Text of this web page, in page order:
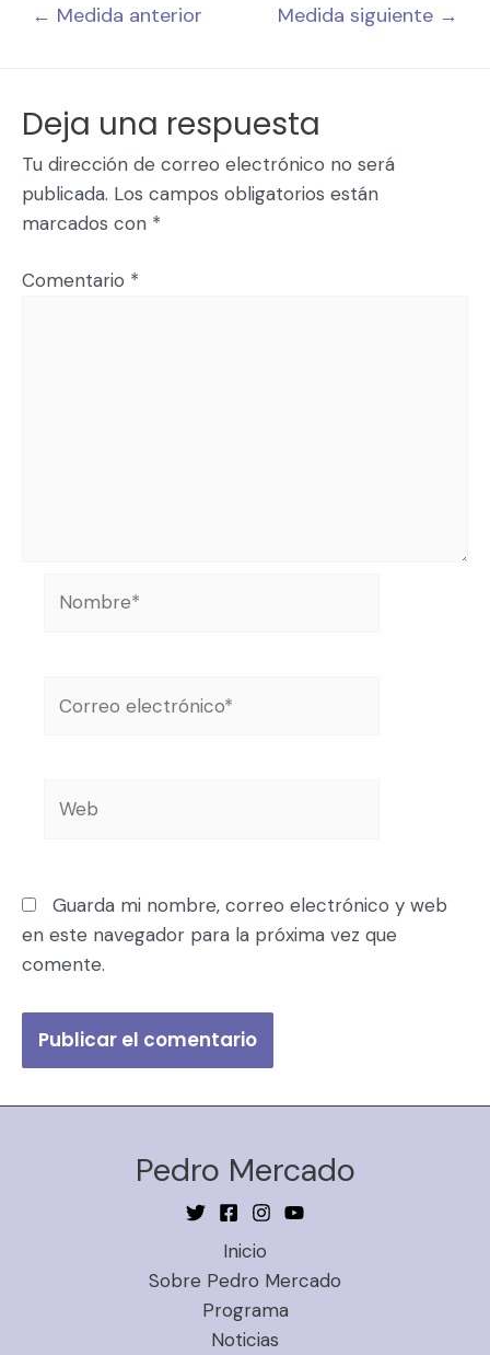
← Medida anterior Medida siguiente →
Deja una respuesta
Tu dirección de correo electrónico no será
publicada. Los campos obligatorios están
marcados con *
Comentario *
Guarda mi nombre, correo electrónico y web
en este navegador para la próxima vez que
comente.
Pedro Mercado
Inicio
Sobre Pedro Mercado
Programa
Noticias